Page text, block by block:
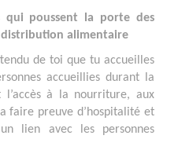
qui poussent la porte des
alimentaire
de toi que tu accueilles
accueillies durant la
à la nourriture, aux
faire preuve d’hospitalité et
lien avec les personnes